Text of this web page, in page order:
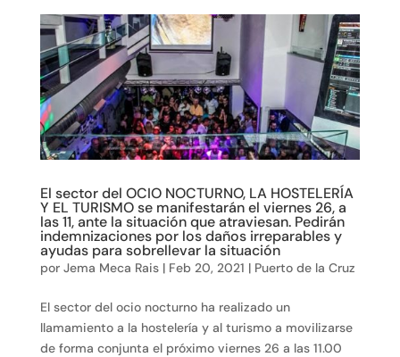
El sector del OCIO NOCTURNO, LA HOSTELERÍA
Y EL TURISMO se manifestarán el viernes 26, a
las 11, ante la situación que atraviesan. Pedirán
indemnizaciones por los daños irreparables y
ayudas para sobrellevar la situación
por Jema Meca Rais| Feb 20, 2021 | Puerto de la Cruz
El sector del ocio nocturno ha realizado un
llamamiento a la hostelería y al turismo a movilizarse
de forma conjunta el próximo viernes 26 a las 11.00